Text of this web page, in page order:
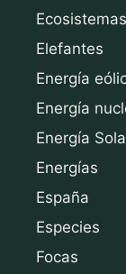
Ecosistemas
Elefantes
Energía
Energía
Energía
Energías
España
Especies
Focas